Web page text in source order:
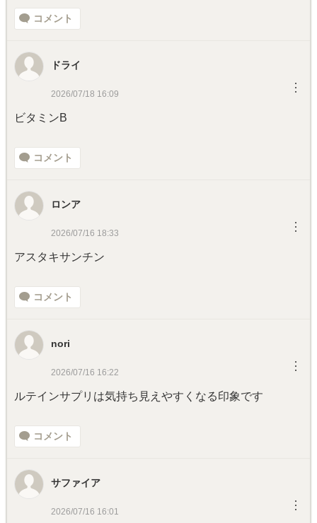
コメント
ドライ
2026/07/18 16:09 ︙
ビタミンB
コメント
ロンア
2026/07/16 18:33 ︙
アスタキサンチン
コメント
nori
2026/07/16 16:22 ︙
ルテインサプリは気持ち見えやすくなる印象です
コメント
サファイア
2026/07/16 16:01 ︙